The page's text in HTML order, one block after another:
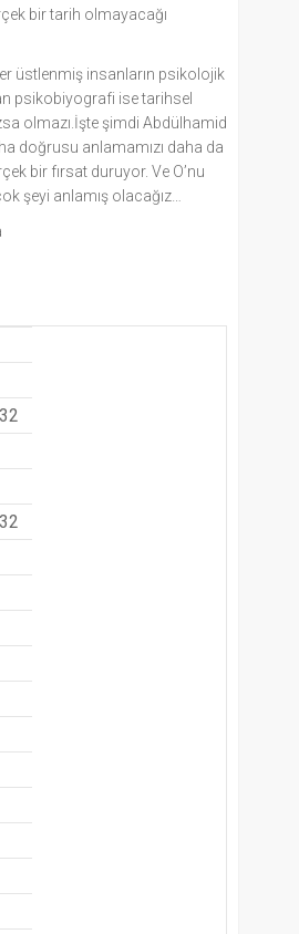
bir tarih olmayacağı
üstlenmiş insanların psikolojik
psikobiyografi ise tarihsel
olmazı.İşte şimdi Abdülhamid
doğrusu anlamamızı daha da
bir fırsat duruyor. Ve O’nu
şeyi anlamış olacağız…